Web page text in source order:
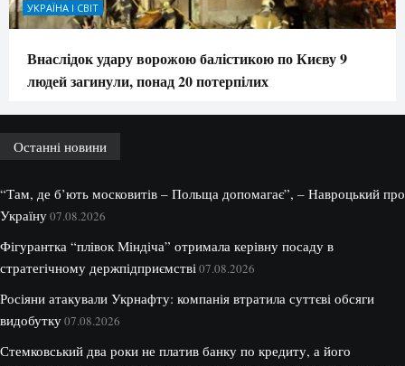
УКРАЇНА І СВІТ
Внаслідок удару ворожою балістикою по Києву 9
людей загинули, понад 20 потерпілих
Останні новини
“Там, де б’ють московитів – Польща допомагає”, – Навроцький про
Україну07.08.2026
Фігурантка “плівок Міндіча” отримала керівну посаду в
стратегічному держпідприємстві07.08.2026
Росіяни атакували Укрнафту: компанія втратила суттєві обсяги
видобутку07.08.2026
Стемковський два роки не платив банку по кредиту, а його